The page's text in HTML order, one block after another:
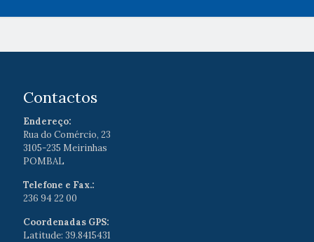
Contactos
Endereço:
Rua do Comércio, 23
3105-235 Meirinhas
POMBAL
Telefone e Fax.:
236 94 22 00
Coordenadas GPS:
Latitude: 39.8415431